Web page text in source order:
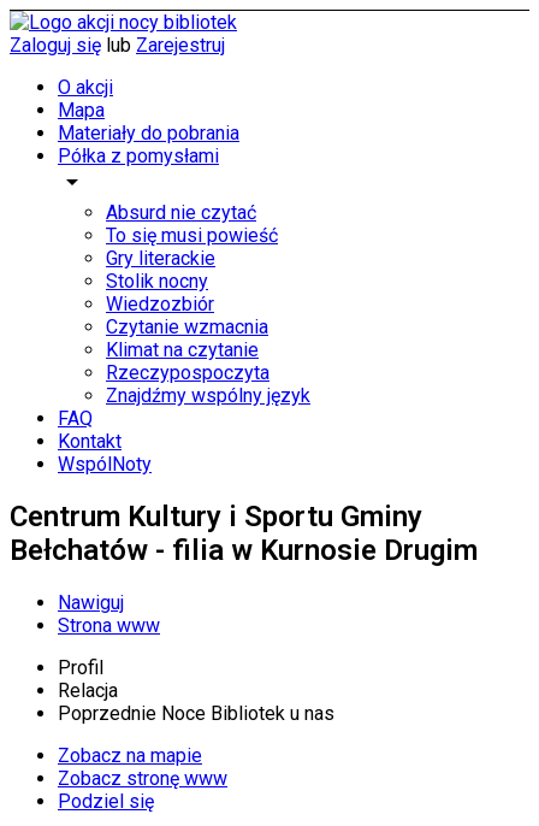
Zaloguj się lub Zarejestruj
O akcji
Mapa
Materiały do pobrania
Półka z pomysłami
arrow_drop_down
Absurd nie czytać
To się musi powieść
Gry literackie
Stolik nocny
Wiedzozbiór
Czytanie wzmacnia
Klimat na czytanie
Rzeczypospoczyta
Znajdźmy wspólny język
FAQ
Kontakt
WspólNoty
Centrum Kultury i Sportu Gminy
Bełchatów - filia w Kurnosie Drugim
Nawiguj
Strona www
Profil
Relacja
Poprzednie Noce Bibliotek u nas
Zobacz na mapie
Zobacz stronę www
Podziel się